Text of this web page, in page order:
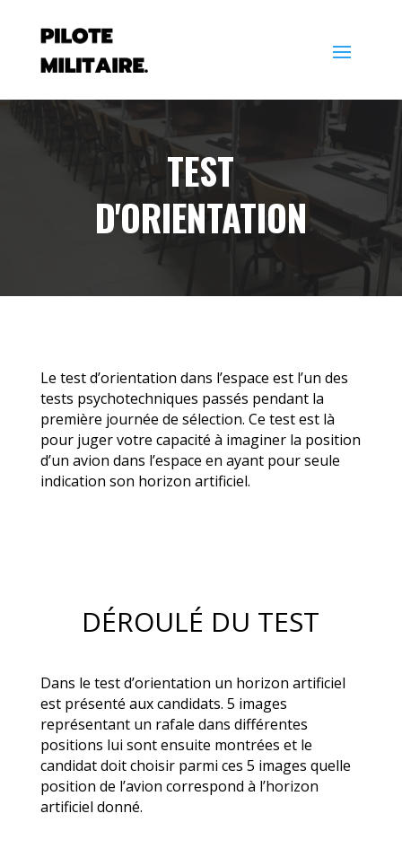
TEST
D'ORIENTATION
Le test d’orientation dans l’espace est l’un des
tests psychotechniques passés pendant la
première journée de sélection. Ce test est là
pour juger votre capacité à imaginer la position
d’un avion dans l’espace en ayant pour seule
indication son horizon artificiel.
DÉROULÉ DU TEST
Dans le test d’orientation un horizon artificiel
est présenté aux candidats. 5 images
représentant un rafale dans différentes
positions lui sont ensuite montrées et le
candidat doit choisir parmi ces 5 images quelle
position de l’avion correspond à l’horizon
artificiel donné.